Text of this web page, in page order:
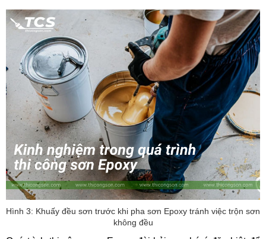
Hình 3: Khuấy đều sơn trước khi pha sơn Epoxy tránh việc trộn sơn
không đều